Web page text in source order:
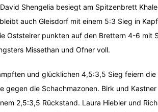
Shengelia besiegt am Spitzenbrett
auch Gleisdorf mit einem 5:3 Sieg in
Oststeirer punkten auf den Brettern 4-6 mit
Missethan und Ofner voll.
und glücklichen 4,5:3,5 Sieg feiern die
gegen die Schachmazonen. Birk und
2,5:3,5 Rückstand. Laura Hiebler und